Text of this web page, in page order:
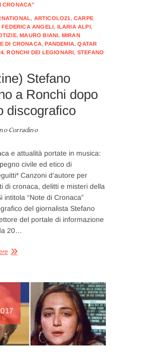
CRONACA"
, ARTICOLO21 ,CARPE
FEDERICA ANGELI, ILARIA ALPI,
,MAURO BIANI, MIRAN
DI CRONACA,PANDEMIA,QATAR
,RONCHI DEI LEGIONARI, STEFANO
Stefano
a Ronchi dopo
discografico
Corradino
e attualità portate in musica:
civile ed etico di
Canzoni d’autore per
di cronaca, delitti e misteri della
intitola “Note di Cronaca”
del giornalista Stefano
del portale di informazione
20…